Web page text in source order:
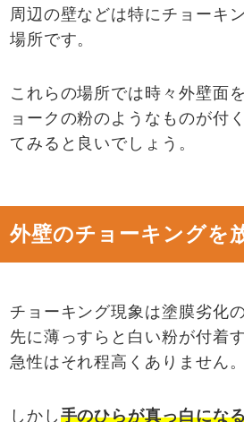
周辺の壁などは特にチョーキ
場所です。
これらの場所では時々外壁面
ョークの粉のようなものが付
てみると良いでしょう。
外壁のチョーキングを
チョーキング現象は塗膜劣化
先に薄っすらと白い粉が付着
急性はそれ程高くありません。
しかし 手のひらが真っ白にな